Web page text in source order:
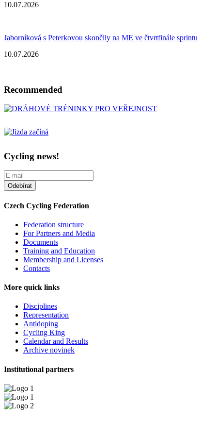
10.07.2026
Jaborníková s Peterkovou skončily na ME ve čtvrtfinále sprintu
10.07.2026
Recommended
Cycling news!
Czech Cycling Federation
Federation structure
For Partners and Media
Documents
Training and Education
Membership and Licenses
Contacts
More quick links
Disciplines
Representation
Antidoping
Cycling King
Calendar and Results
Archive novinek
Institutional partners